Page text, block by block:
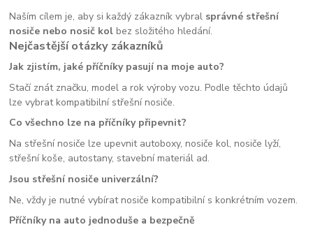
Naším cílem je, aby si každý zákazník vybral správné střešní
nosiče nebo nosič kol bez složitého hledání.
Nejčastější otázky zákazníků
Jak zjistím, jaké příčníky pasují na moje auto?
Stačí znát značku, model a rok výroby vozu. Podle těchto údajů
lze vybrat kompatibilní střešní nosiče.
Co všechno lze na příčníky připevnit?
Na střešní nosiče lze upevnit autoboxy, nosiče kol, nosiče lyží,
střešní koše, autostany, stavební materiál ad.
Jsou střešní nosiče univerzální?
Ne, vždy je nutné vybírat nosiče kompatibilní s konkrétním vozem.
Příčníky na auto jednoduše a bezpečně